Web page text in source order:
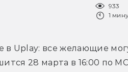
933
1
Uplay: все желающие
28 марта в 16:00 по